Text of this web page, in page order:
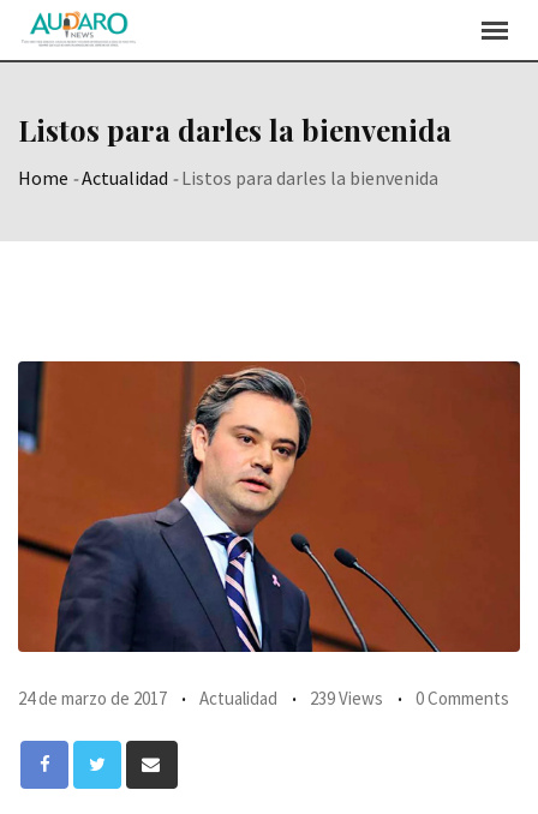
Listos para darles la bienvenida
Home -Actualidad -Listos para darles la bienvenida
24 de marzo de 2017 Actualidad 239 Views 0 Comments
via